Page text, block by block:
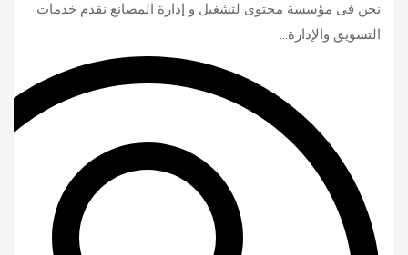
نحن فى مؤسسة محتوى لتشغيل و إدارة المصانع نقدم خدمات
التسويق والإدارة…